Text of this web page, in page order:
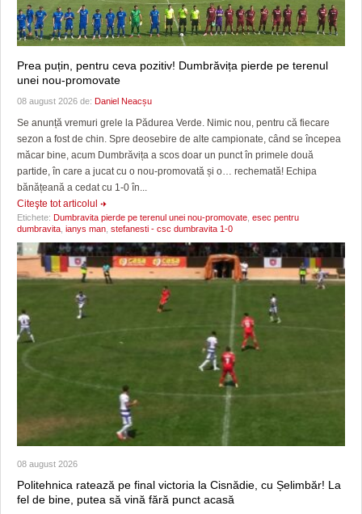
Prea puțin, pentru ceva pozitiv! Dumbrăvița pierde pe terenul
unei nou-promovate
08 august 2026 de: Daniel Neacșu
Se anunță vremuri grele la Pădurea Verde. Nimic nou, pentru că fiecare
sezon a fost de chin. Spre deosebire de alte campionate, când se începea
măcar bine, acum Dumbrăvița a scos doar un punct în primele două
partide, în care a jucat cu o nou-promovată și o… rechemată! Echipa
bănățeană a cedat cu 1-0 în...
Citeşte tot articolul
Etichete: Dumbravita pierde pe terenul unei nou-promovate esec pentru
dumbravita ianys man stefanesti - csc dumbravita 1-0
08 august 2026
Politehnica ratează pe final victoria la Cisnădie, cu Șelimbăr! La
fel de bine, putea să vină fără punct acasă